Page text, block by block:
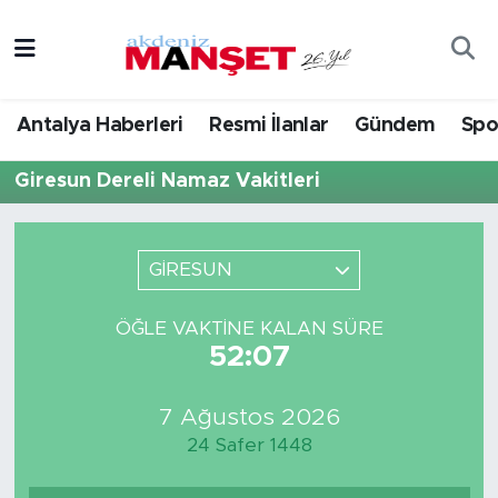
Antalya Haberleri Resmi İlanlar Gündem
Giresun Dereli Namaz Vakitleri
GİRESUN
ÖĞLE VAKTINE KALAN SÜRE
52:07
7 Ağustos 2026
24 Safer 1448
Bilim & Teknoloji
Ekonomi
Trafik Durumu
Tüm Manşetler